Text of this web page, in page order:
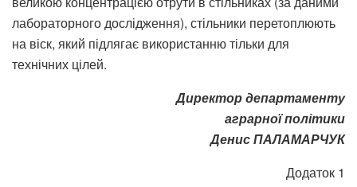
лабораторного дослідження), стільники перетоплюють
на віск, який підлягає використанню тільки для
технічних цілей.
Директор департаменту
аграрної політики
Денис ПАЛАМАРЧУК
Додаток 1